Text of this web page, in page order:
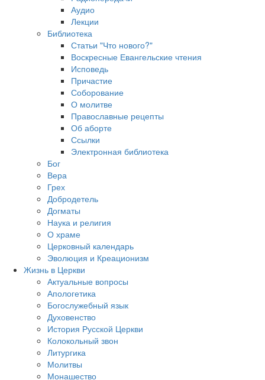
Аудио
Лекции
Библиотека
Статьи "Что нового?"
Воскресные Евангельские чтения
Исповедь
Причастие
Соборование
О молитве
Православные рецепты
Об аборте
Ссылки
Электронная библиотека
Бог
Вера
Грех
Добродетель
Догматы
Наука и религия
О храме
Церковный календарь
Эволюция и Креационизм
Жизнь в Церкви
Актуальные вопросы
Апологетика
Богослужебный язык
Духовенство
История Русской Церкви
Колокольный звон
Литургика
Молитвы
Монашество